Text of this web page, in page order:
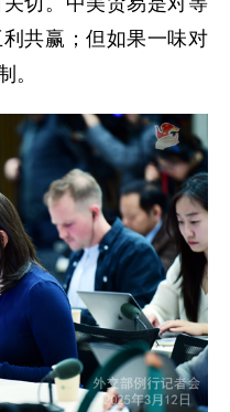
共赢；但如果一味对
。